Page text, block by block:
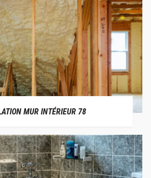
MUR INTÉRIEUR 78